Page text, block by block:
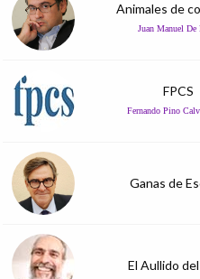
Animales de
Juan Manuel De
FPCS
Fernando Pino
Ganas de
El Aullido